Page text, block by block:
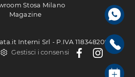
Stosa Milano
Magazine
Interni Srl - P.IVA 11834820968 |
Gestisci i consensi